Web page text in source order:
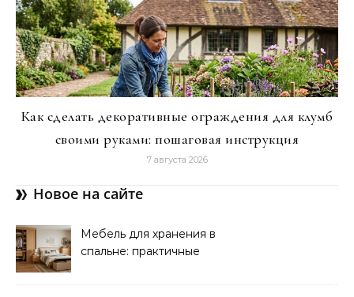
Как сделать декоративные ограждения для клумб
своими руками: пошаговая инструкция
7 августа 2026
Новое на сайте
Мебель для хранения в
спальне: практичные